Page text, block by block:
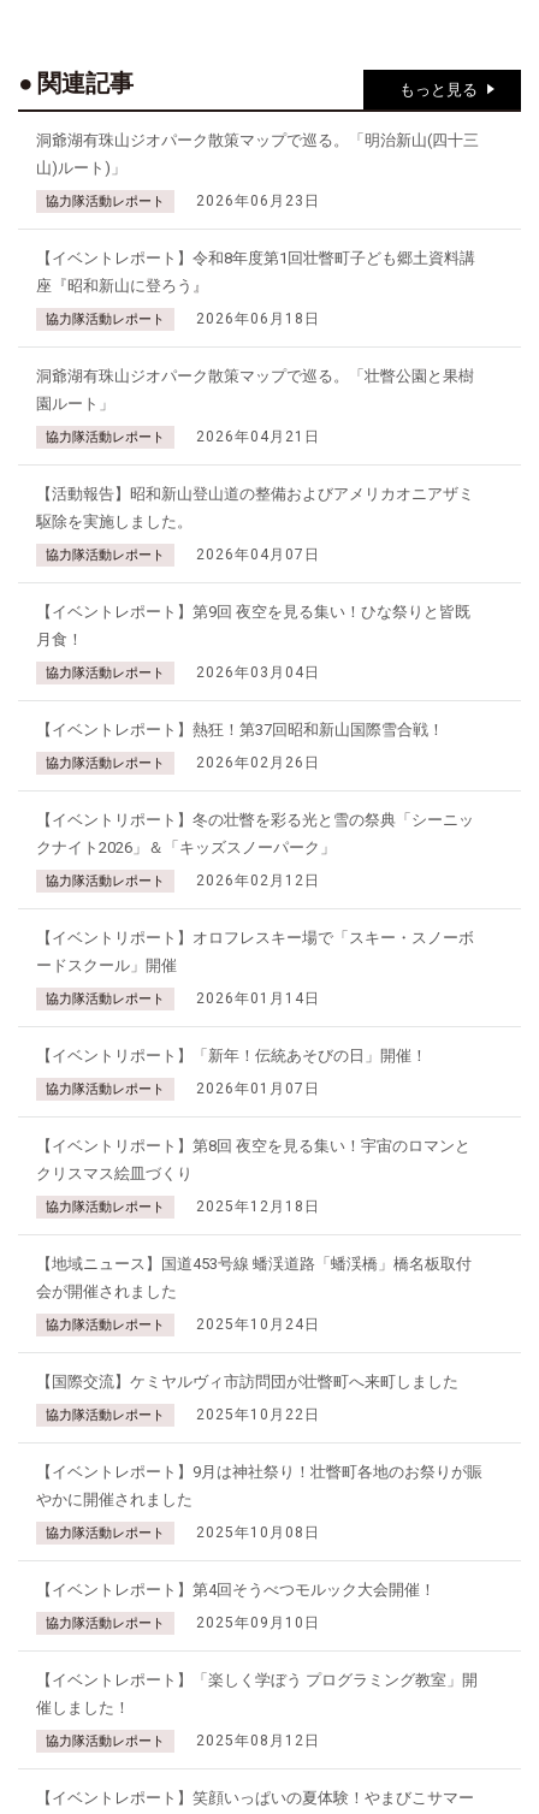
関連記事 もっと見る
洞爺湖有珠山ジオパーク散策マップで巡る。「明治新山(四十三
山)ルート)」
協力隊活動レポート 2026年06月23日
【イベントレポート】令和8年度第1回壮瞥町子ども郷土資料講
座『昭和新山に登ろう』
協力隊活動レポート 2026年06月18日
洞爺湖有珠山ジオパーク散策マップで巡る。「壮瞥公園と果樹
園ルート」
協力隊活動レポート 2026年04月21日
【活動報告】昭和新山登山道の整備およびアメリカオニアザミ
駆除を実施しました。
協力隊活動レポート 2026年04月07日
【イベントレポート】第9回 夜空を見る集い！ひな祭りと皆既
月食！
協力隊活動レポート 2026年03月04日
【イベントレポート】熱狂！第37回昭和新山国際雪合戦！
協力隊活動レポート 2026年02月26日
【イベントリポート】冬の壮瞥を彩る光と雪の祭典「シーニッ
クナイト2026」＆「キッズスノーパーク」
協力隊活動レポート 2026年02月12日
【イベントリポート】オロフレスキー場で「スキー・スノーボ
ードスクール」開催
協力隊活動レポート 2026年01月14日
【イベントリポート】「新年！伝統あそびの日」開催！
協力隊活動レポート 2026年01月07日
【イベントリポート】第8回 夜空を見る集い！宇宙のロマンと
クリスマス絵皿づくり
協力隊活動レポート 2025年12月18日
【地域ニュース】国道453号線 蟠渓道路「蟠渓橋」橋名板取付
会が開催されました
協力隊活動レポート 2025年10月24日
【国際交流】ケミヤルヴィ市訪問団が壮瞥町へ来町しました
協力隊活動レポート 2025年10月22日
【イベントレポート】9月は神社祭り！壮瞥町各地のお祭りが賑
やかに開催されました
協力隊活動レポート 2025年10月08日
【イベントレポート】第4回そうべつモルック大会開催！
協力隊活動レポート 2025年09月10日
【イベントレポート】「楽しく学ぼう プログラミング教室」開
催しました！
協力隊活動レポート 2025年08月12日
【イベントレポート】笑顔いっぱいの夏体験！やまびこサマー